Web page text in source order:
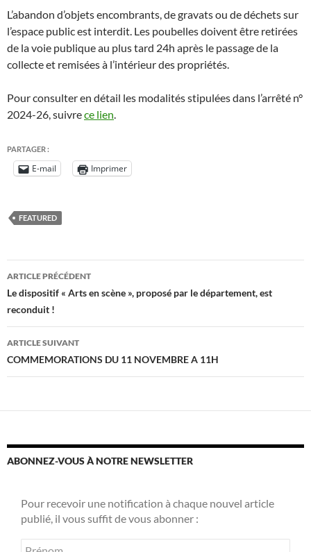
L’abandon d’objets encombrants, de gravats ou de déchets sur
l’espace public est interdit. Les poubelles doivent être retirées
de la voie publique au plus tard 24h après le passage de la
collecte et remisées à l’intérieur des propriétés.
Pour consulter en détail les modalités stipulées dans l’arrêté n°
2024-26, suivrece lien.
PARTAGER :
E-mail Imprimer
FEATURED
Navigation
des
articles
ARTICLE PRÉCÉDENT
Le dispositif « Arts en scène », proposé par le département, est
reconduit !
ARTICLE SUIVANT
COMMEMORATIONS DU 11 NOVEMBRE A 11H
ABONNEZ-VOUS À NOTRE NEWSLETTER
Pour recevoir une notification à chaque nouvel article
publié, il vous suffit de vous abonner :